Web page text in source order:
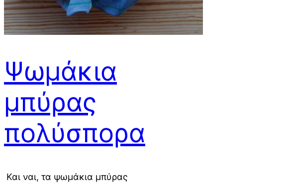
Ψωμάκια
μπύρας
πολύσπορα
Και ναι, τα ψωμάκια μπύρας